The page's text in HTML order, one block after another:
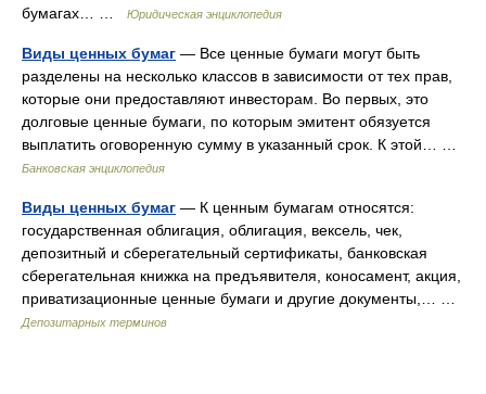
бумагах… …
Юридическая энциклопедия
Виды ценных бумаг — Все ценные бумаги могут быть
разделены на несколько классов в зависимости от тех прав,
которые они предоставляют инвесторам. Во первых, это
долговые ценные бумаги, по которым эмитент обязуется
выплатить оговоренную сумму в указанный срок. К этой… …
Банковская энциклопедия
Виды ценных бумаг — К ценным бумагам относятся:
государственная облигация, облигация, вексель, чек,
депозитный и сберегательный сертификаты, банковская
сберегательная книжка на предъявителя, коносамент, акция,
приватизационные ценные бумаги и другие документы,… …
Депозитарных терминов